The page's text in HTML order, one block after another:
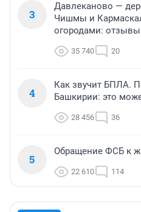
3
Давлеканово —
Чишмы и
огородами:
35 740 20
4
Как звучит БПЛА.
Башкирии: это
28 456 36
5
Обращение ФСБ к
22 610 114